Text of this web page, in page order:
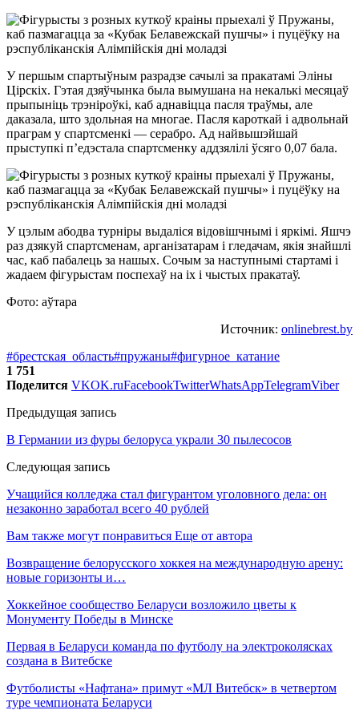
У першым спартыўным разрадзе сачылі за пракатамі Эліны
Цірскіх. Гэтая дзяўчынка была вымушана на некалькі месяцаў
прыпыніць трэніроўкі, каб аднавіцца пасля траўмы, але
даказала, што здольная на многае. Пасля кароткай і адвольнай
праграм у спартсменкі — серабро. Ад найвышэйшай
прыступкі п’едэстала спартсменку аддзялілі ўсяго 0,07 бала.
У цэлым абодва турніры выдаліся відовішчнымі і яркімі. Яшчэ
раз дзякуй спартсменам, арганізатарам і гледачам, якія знайшлі
час, каб пабалець за нашых. Сочым за наступнымі стартамі і
жадаем фігурыстам поспехаў на іх і чыстых пракатаў.
Фото: аўтара
Источник: onlinebrest.by
#брестская_область#пружаны#фигурное_катание
1 751
Поделится VKOK.ruFacebookTwitterWhatsAppTelegramViber
Предыдущая запись
В Германии из фуры белоруса украли 30 пылесосов
Следующая запись
Учащийся колледжа стал фигурантом уголовного дела: он
незаконно заработал всего 40 рублей
Вам также могут понравиться Еще от автора
Возвращение белорусского хоккея на международную арену:
новые горизонты и…
Хоккейное сообщество Беларуси возложило цветы к
Монументу Победы в Минске
Первая в Беларуси команда по футболу на электроколясках
создана в Витебске
Футболисты «Нафтана» примут «МЛ Витебск» в четвертом
туре чемпионата Беларуси